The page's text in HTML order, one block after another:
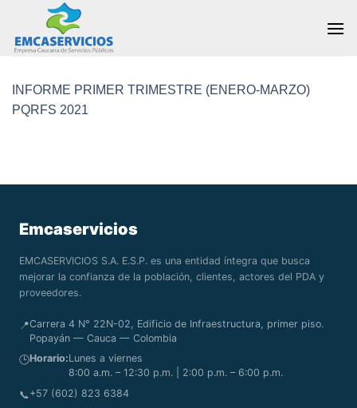
content
INFORME PRIMER TRIMESTRE (ENERO-MARZO)
PQRFS 2021
Emcaservicios
EMCASERVICIOS S.A. E.S.P. es una entidad íntegra que busca
mejorar la confianza de la población, clientes, actores del PDA y
proveedores.
📍Carrera 4 N° 22N-02, Edificio de Infraestructura, primer piso.
Popayán — Cauca — Colombia
🕒Horario:Lunes a viernes
8:00 a.m. – 12:30 p.m. | 2:00 p.m. – 6:00 p.m.
📞+57 (602) 823 6384